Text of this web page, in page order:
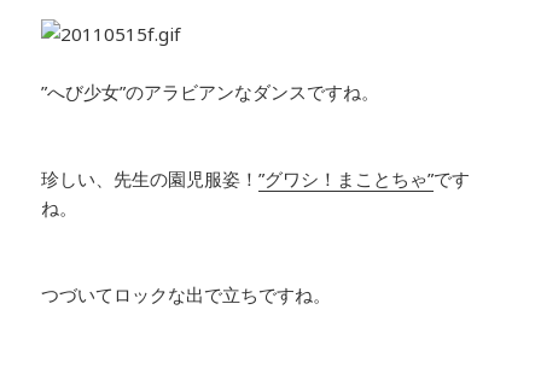
”へび少女”のアラビアンなダンスですね。
珍しい、先生の園児服姿！”グワシ！まことちゃ”です
ね。
つづいてロックな出で立ちですね。